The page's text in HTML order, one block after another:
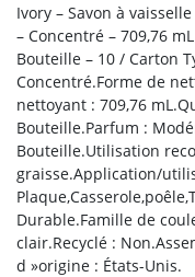
Ivory – Savon à
– Concentré – 709,76
Bouteille – 10 / Carton
Concentré.Forme de
nettoyant : 709,76
Bouteille.Parfum :
Bouteille.Utilisation
graisse.Application/
Durable.Famille de
clair.Recyclé :
d »origine : États-Unis.